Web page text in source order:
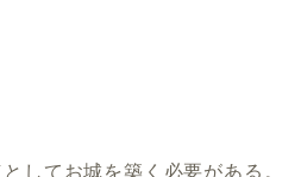
してお城を築く必要がある。